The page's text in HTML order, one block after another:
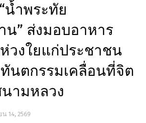
น้ำพระทัย
น” ส่งมอบอาหาร
วงใยแก่ประชาชน
นตกรรมเคลื่อนที่จิต
ามหลวง
14, 2569